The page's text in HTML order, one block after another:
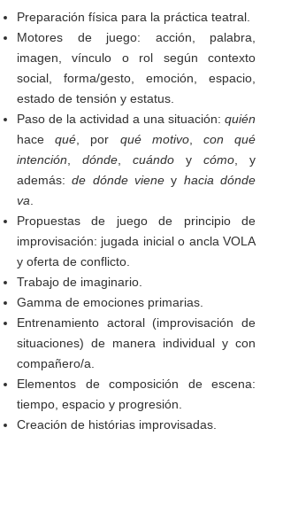
Preparación física para la práctica teatral.
Motores de juego: acción, palabra,
imagen, vínculo o rol según contexto
social, forma/gesto, emoción, espacio,
estado de tensión y estatus.
Paso de la actividad a una situación: quién
hacequé , por qué motivo, con qué
intención
dónde cuándo y cómo , y
además:de dónde viene y hacia dónde
va
Propuestas de juego de principio de
improvisación: jugada inicial o ancla VOLA
y oferta de conflicto.
Trabajo de imaginario.
Gamma de emociones primarias.
Entrenamiento actoral (improvisación de
situaciones) de manera individual y con
compañero/a.
Elementos de composición de escena:
tiempo, espacio y progresión.
Creación de histórias improvisadas.